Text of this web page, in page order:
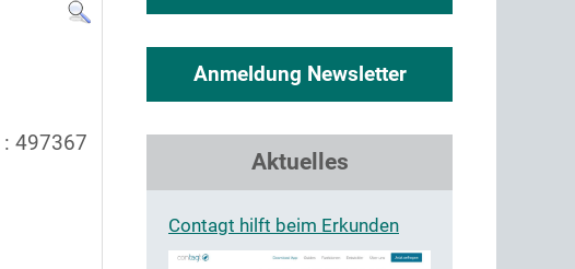
: 497367
Anmeldung Newsletter
Aktuelles
Contagt hilft beim Erkunden